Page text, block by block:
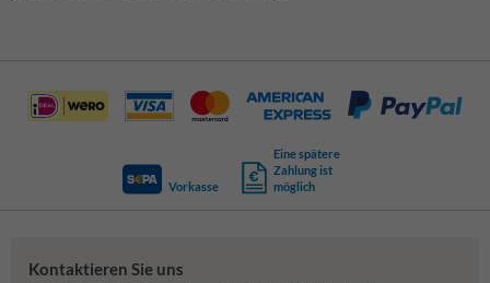
Vorkasse
Eine spätere
Zahlung ist
möglich
Kontaktieren Sie uns